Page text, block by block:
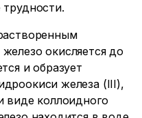
трудности.
окисляется до
и образует
железа (III),
виде коллоидного